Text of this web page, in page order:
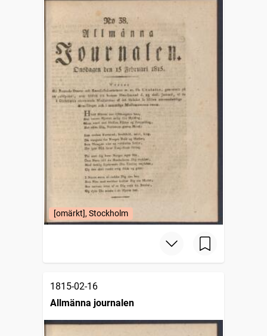
[omärkt], Stockholm
1815-02-16
Allmänna journalen